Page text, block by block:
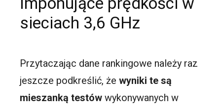
sieciach 3,6 GHz
Przytaczając dane rankingowe należy raz
jeszcze podkreślić, żewyniki te są
mieszanką testów wykonywanych w